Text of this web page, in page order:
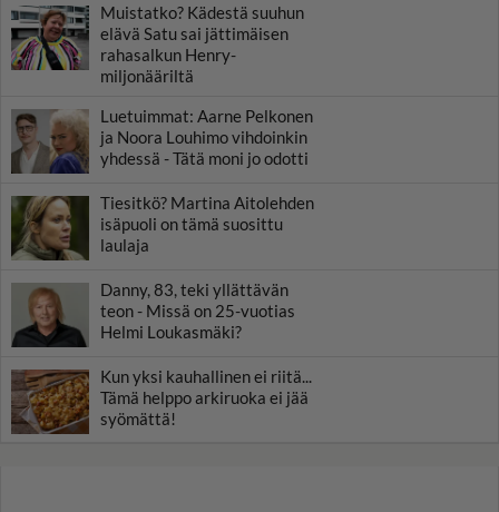
Muistatko? Kädestä suuhun
elävä Satu sai jättimäisen
rahasalkun Henry-
miljonääriltä
Luetuimmat: Aarne Pelkonen
ja Noora Louhimo vihdoinkin
yhdessä - Tätä moni jo odotti
Tiesitkö? Martina Aitolehden
isäpuoli on tämä suosittu
laulaja
Danny, 83, teki yllättävän
teon - Missä on 25-vuotias
Helmi Loukasmäki?
Kun yksi kauhallinen ei riitä...
Tämä helppo arkiruoka ei jää
syömättä!